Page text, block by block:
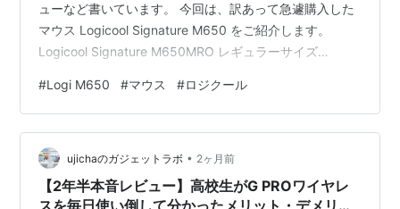
ューなど書いています。 今回は、訳あって急遽購入した
マウス Logicool Signature M650 をご紹介します。
Logicool Signature M650MRO レギュラーサイズ
チルいゲームをしたいという煩悩の結果、純正マウスの
乱用で手首が爆◯。 AIにアドバイスいただいて、こちら
を購入にいたりました。 すでに4ヶ月使用していて、快
適なゲーム生活、もといPC生活です。 Appleの純正
Magic…
#Logi M650 #マウス #ロジクール
ujichaのガジェットラボ • 2ヶ月前
【2年半本音レビュー】高校生がG PROワイヤレ